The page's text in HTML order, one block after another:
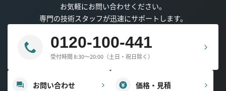
お気軽にお問い合わせください。
専門の技術スタッフが迅速にサポートします。
0120-100-441
受付時間 8:30～20:00（土日・祝日除く）
お問い合わせ 価格・見積